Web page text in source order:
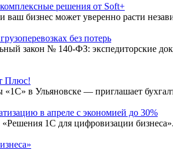
решения от Soft+
ваш бизнес может уверенно расти
без потерь
закон № 140-ФЗ: экспедиторские
Плюс!
в Ульяновске — приглашает
в апреле с экономией до 30%
1С для цифровизации